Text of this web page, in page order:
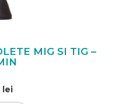
MIG SI TIG –
lei